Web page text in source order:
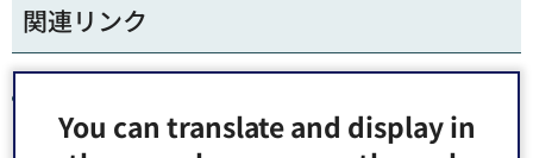
You can translate and display in
関連リンク
分,967KB）（別ウィンドウで開きます）